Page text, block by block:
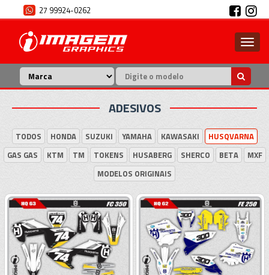
27 99924-0262
ADESIVOS
TODOS HONDA SUZUKI YAMAHA KAWASAKI
HUSQVARNA
GAS GAS
KTM TM TOKENS HUSABERG SHERCO BETA
MXF
MODELOS ORIGINAIS